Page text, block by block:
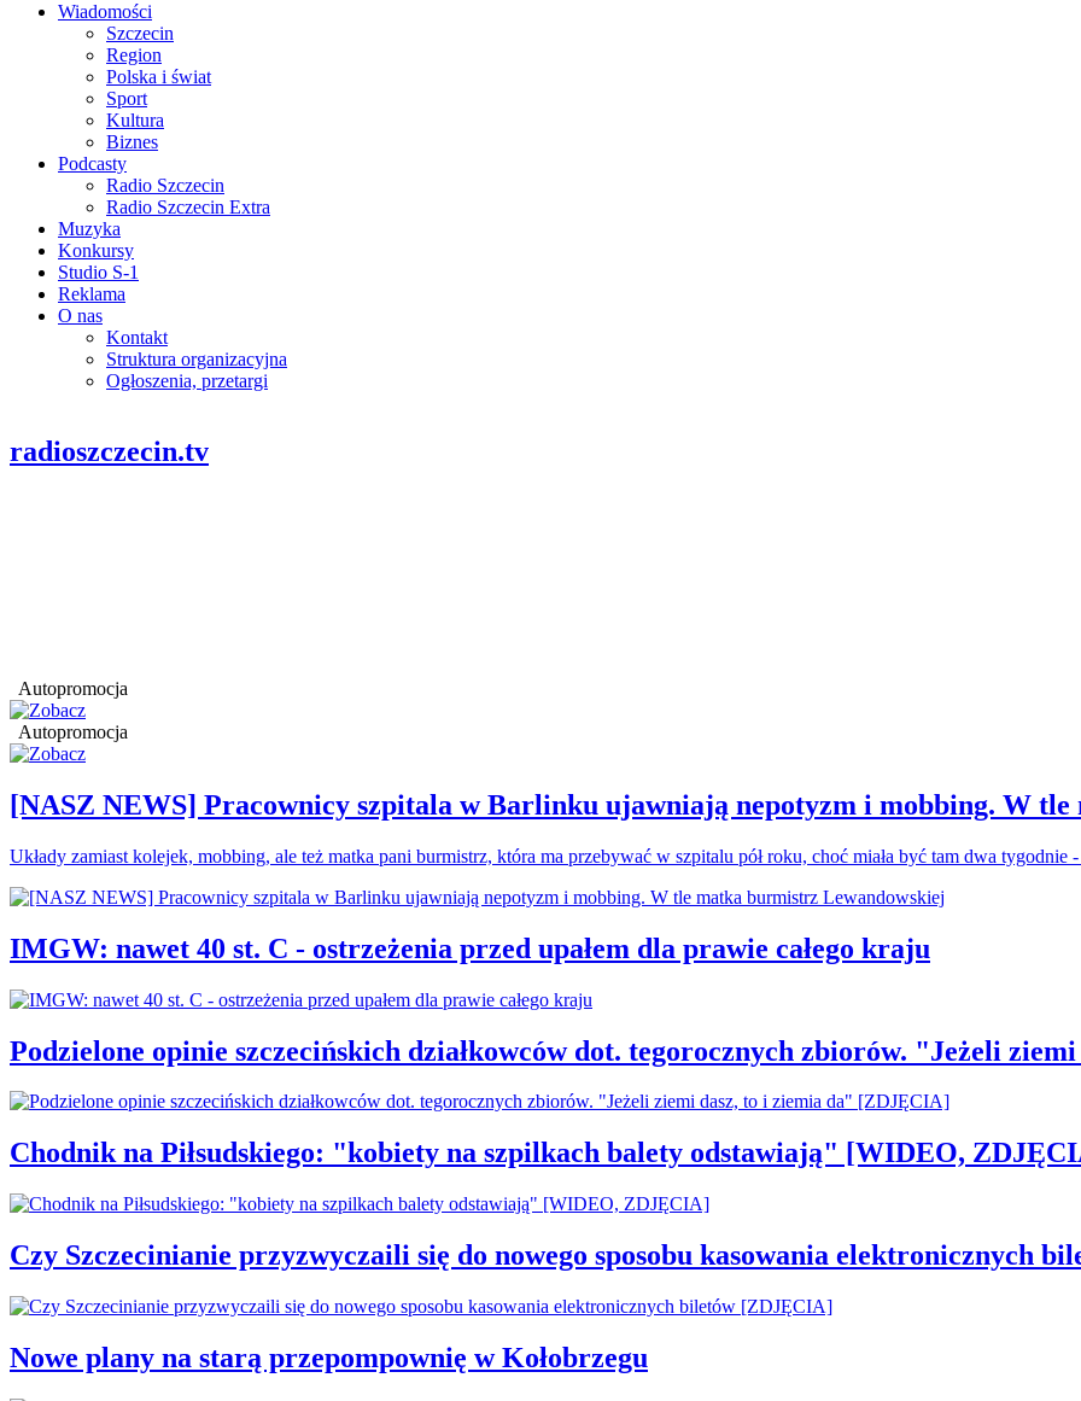
Wiadomości
Szczecin
Region
Polska i świat
Sport
Kultura
Biznes
Podcasty
Radio Szczecin
Radio Szczecin Extra
Muzyka
Konkursy
Studio S-1
Reklama
O nas
Kontakt
Struktura organizacyjna
Ogłoszenia, przetargi
radioszczecin.tv
Autopromocja
Autopromocja
[NASZ NEWS] Pracownicy szpitala w Barlinku ujawniają nepotyzm i mobbing. W
Układy zamiast kolejek, mobbing, ale też matka pani burmistrz, która ma przebywać w szpitalu pół roku, choć miała być tam dwa
IMGW: nawet 40 st. C - ostrzeżenia przed upałem dla prawie całego kraju
Podzielone opinie szczecińskich działkowców dot. tegorocznych zbiorów. "Jeżeli
Chodnik na Piłsudskiego: "kobiety na szpilkach balety odstawiają" [WIDEO,
Czy Szczecinianie przyzwyczaili się do nowego sposobu kasowania elektronicznych
Nowe plany na starą przepompownię w Kołobrzegu